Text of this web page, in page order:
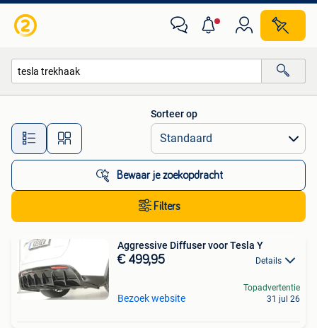
Alle afstanden…
Sorteer op
Bewaar je zoekopdracht
Filters
Aggressive Diffuser voor Tesla Y
€ 499,95 Details
Bezoek website
Topadvertentie
31 jul 26